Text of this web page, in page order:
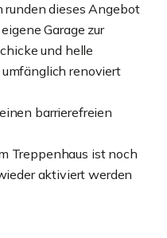
runden dieses Angebot
Garage zur
und helle
renoviert
barrierefreien
Treppenhaus ist noch
aktiviert werden